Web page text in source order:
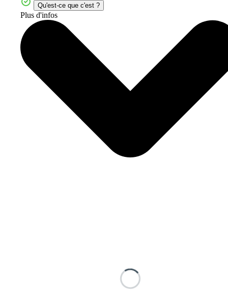
Qu'est-ce que c'est ?
Plus d'infos